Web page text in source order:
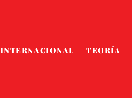
INTERNACIONAL TEORÍA